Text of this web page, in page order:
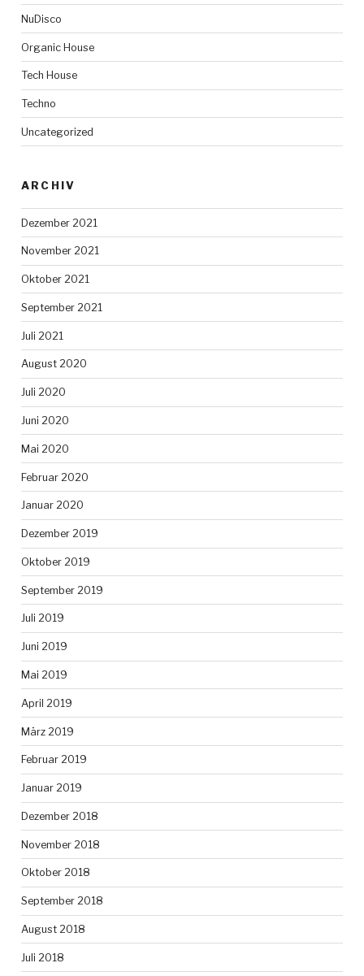
NuDisco
Organic House
Tech House
Techno
Uncategorized
ARCHIV
Dezember 2021
November 2021
Oktober 2021
September 2021
Juli 2021
August 2020
Juli 2020
Juni 2020
Mai 2020
Februar 2020
Januar 2020
Dezember 2019
Oktober 2019
September 2019
Juli 2019
Juni 2019
Mai 2019
April 2019
März 2019
Februar 2019
Januar 2019
Dezember 2018
November 2018
Oktober 2018
September 2018
August 2018
Juli 2018